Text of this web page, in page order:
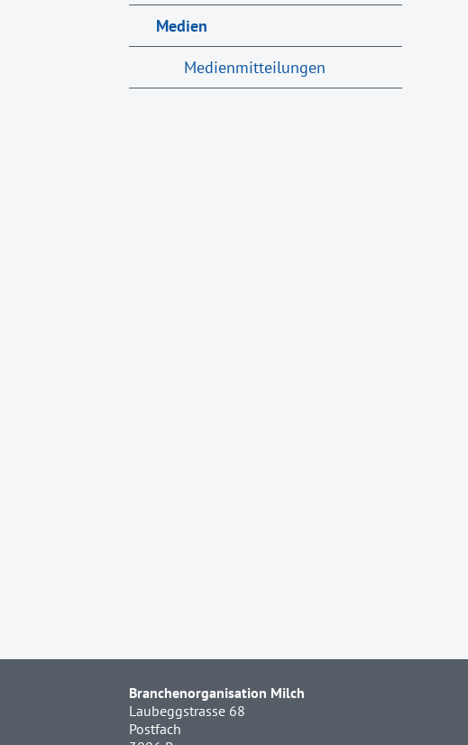
Medien
Medienmitteilungen
Branchenorganisation Milch
Laubeggstrasse 68
Postfach